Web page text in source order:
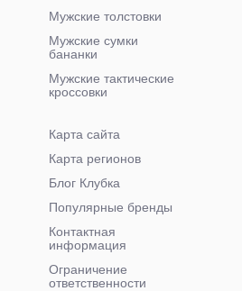
Мужские толстовки
Мужские сумки
бананки
Мужские тактические
кроссовки
Карта сайта
Карта регионов
Блог Клубка
Популярные бренды
Контактная
информация
Ограничение
ответственности